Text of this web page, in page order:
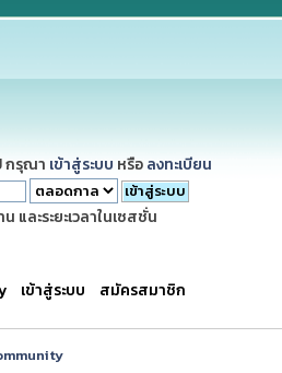
กรุณา เข้าสู่ระบบ หรือ ลงทะเบียน
และระยะเวลาในเซสชั่น
เข้าสู่ระบบ สมัครสมาชิก